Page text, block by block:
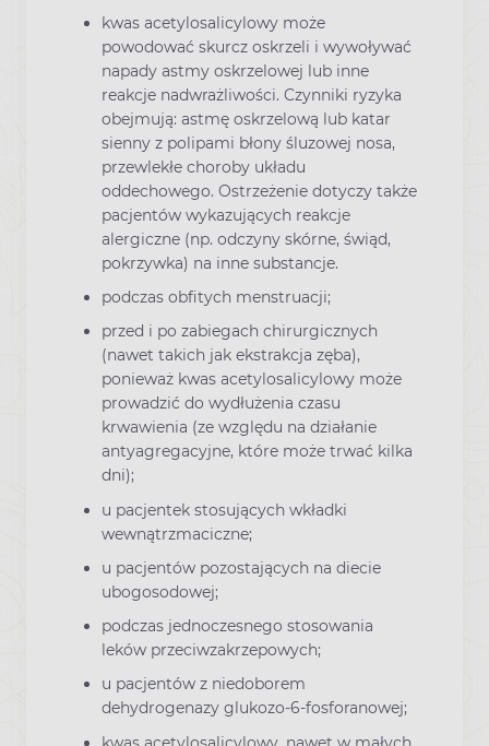
kwas acetylosalicylowy może
powodować skurcz oskrzeli i wywoływać
napady astmy oskrzelowej lub inne
reakcje nadwrażliwości. Czynniki ryzyka
obejmują: astmę oskrzelową lub katar
sienny z polipami błony śluzowej nosa,
przewlekłe choroby układu
oddechowego. Ostrzeżenie dotyczy także
pacjentów wykazujących reakcje
alergiczne (np. odczyny skórne, świąd,
pokrzywka) na inne substancje.
podczas obfitych menstruacji;
przed i po zabiegach chirurgicznych
(nawet takich jak ekstrakcja zęba),
ponieważ kwas acetylosalicylowy może
prowadzić do wydłużenia czasu
krwawienia (ze względu na działanie
antyagregacyjne, które może trwać kilka
dni);
u pacjentek stosujących wkładki
wewnątrzmaciczne;
u pacjentów pozostających na diecie
ubogosodowej;
podczas jednoczesnego stosowania
leków przeciwzakrzepowych;
u pacjentów z niedoborem
dehydrogenazy glukozo-6-fosforanowej;